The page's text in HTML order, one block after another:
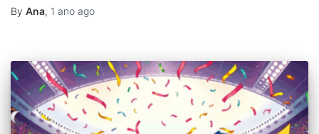
By Ana, 1 ano ago